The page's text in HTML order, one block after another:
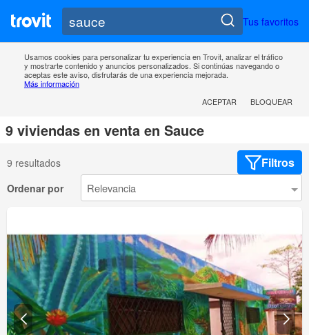
Tus favoritos
Usamos cookies para personalizar tu experiencia en Trovit, analizar el tráfico
y mostrarte contenido y anuncios personalizados. Si continúas navegando o
aceptas este aviso, disfrutarás de una experiencia mejorada.
Más información
ACEPTAR
BLOQUEAR
9 viviendas en venta en Sauce
9 resultados Filtros
Ordenar por